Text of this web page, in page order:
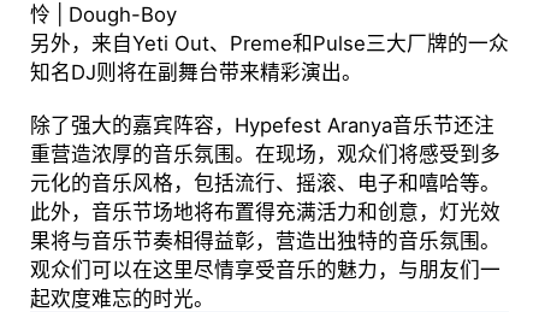
怜 | Dough-Boy
另外，来自Yeti Out、Preme和Pulse三大厂牌的一众
知名DJ则将在副舞台带来精彩演出。
除了强大的嘉宾阵容，Hypefest Aranya音乐节还注
重营造浓厚的音乐氛围。在现场，观众们将感受到多
元化的音乐风格，包括流行、摇滚、电子和嘻哈等。
此外，音乐节场地将布置得充满活力和创意，灯光效
果将与音乐节奏相得益彰，营造出独特的音乐氛围。
观众们可以在这里尽情享受音乐的魅力，与朋友们一
起欢度难忘的时光。